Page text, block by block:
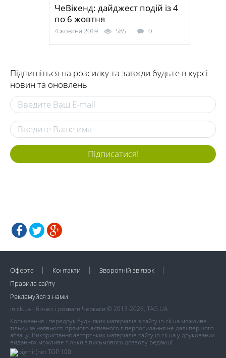
ЧеВікенд: дайджест подій із 4
по 6 жовтня
4 жовтня 2019 585 0
Підпишіться на розсилку та завжди будьте в курсі
новин та оновлень
Підписатися!
Оферта Контакти
Зворотній зв'язок
Правила сайту
Рекламуйся з нами
in.ck.ua - бізнес і розваги Черкаси © 2013-2026, TAG.UA
Копіювання і передрук будь-яких матеріалів з сайту in.ck.ua можливе
тільки за наявності прямого активного гіперпосилання не далі першого
абзацу. Використання авторських матеріалів сайту in.ck.ua у друкованих
виданнях можливе тільки з письмового дозволу редакції.